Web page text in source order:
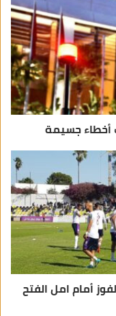
جسيمة
أمام امل الفتح